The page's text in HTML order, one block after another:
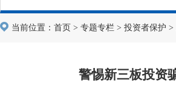
当前位置： 首页 > 专题专栏 > 投资者保护 >
警惕新三板投资